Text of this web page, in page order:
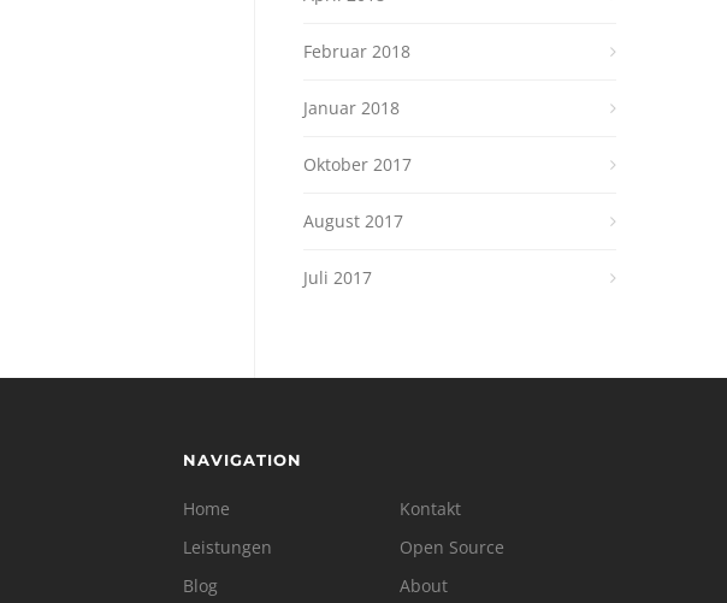
Februar 2018
Januar 2018
Oktober 2017
August 2017
Juli 2017
NAVIGATION
Home
Kontakt
Leistungen
Open Source
Blog
About